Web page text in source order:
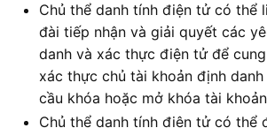
Chủ thể danh tính điện tử có thể
đài tiếp nhận và giải quyết các
danh và xác thực điện tử để
xác thực chủ tài khoản định
cầu khóa hoặc mở khóa tài
Chủ thể danh tính điện tử có thể